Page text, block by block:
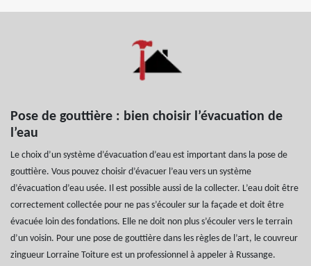
Pose de gouttière : bien choisir l’évacuation de
l’eau
Le choix d’un système d’évacuation d’eau est important dans la pose de
gouttière. Vous pouvez choisir d’évacuer l’eau vers un système
d’évacuation d’eau usée. Il est possible aussi de la collecter. L’eau doit être
correctement collectée pour ne pas s’écouler sur la façade et doit être
évacuée loin des fondations. Elle ne doit non plus s’écouler vers le terrain
d’un voisin. Pour une pose de gouttière dans les règles de l’art, le couvreur
zingueur Lorraine Toiture est un professionnel à appeler à Russange.